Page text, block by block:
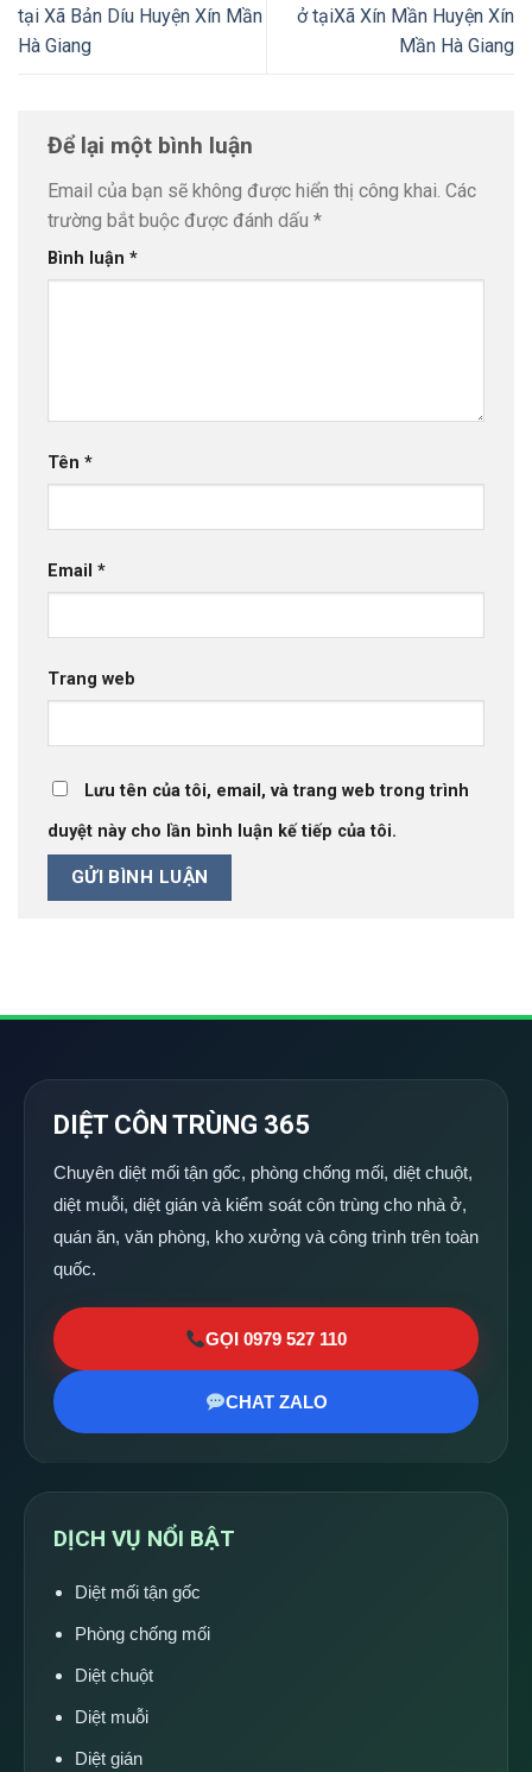
tại Xã Bản Díu Huyện Xín Mần
Hà Giang
ở tạiXã Xín Mần Huyện Xín
Mần Hà Giang
Để lại một bình luận
Email của bạn sẽ không được hiển thị công khai. Các
trường bắt buộc được đánh dấu *
Bình luận *
Tên *
Email *
Trang web
Lưu tên của tôi, email, và trang web trong trình
duyệt này cho lần bình luận kế tiếp của tôi.
DIỆT CÔN TRÙNG 365
Chuyên diệt mối tận gốc, phòng chống mối, diệt chuột,
diệt muỗi, diệt gián và kiểm soát côn trùng cho nhà ở,
quán ăn, văn phòng, kho xưởng và công trình trên toàn
quốc.
GỌI 0979 527 110
CHAT ZALO
DỊCH VỤ NỔI BẬT
Diệt mối tận gốc
Phòng chống mối
Diệt chuột
Diệt muỗi
Diệt gián